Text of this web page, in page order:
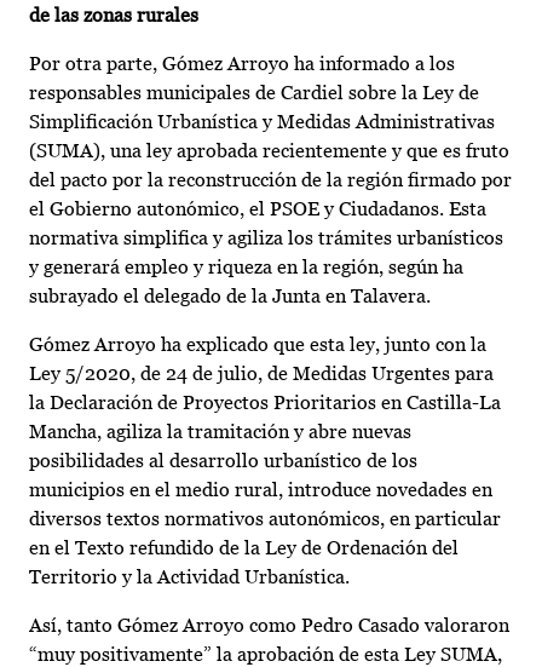
de las zonas rurales
Por otra parte, Gómez Arroyo ha informado a los
responsables municipales de Cardiel sobre la Ley de
Simplificación Urbanística y Medidas Administrativas
(SUMA), una ley aprobada recientemente y que es fruto
del pacto por la reconstrucción de la región firmado por
el Gobierno autonómico, el PSOE y Ciudadanos. Esta
normativa simplifica y agiliza los trámites urbanísticos
y generará empleo y riqueza en la región, según ha
subrayado el delegado de la Junta en Talavera.
Gómez Arroyo ha explicado que esta ley, junto con la
Ley 5/2020, de 24 de julio, de Medidas Urgentes para
la Declaración de Proyectos Prioritarios en Castilla-La
Mancha, agiliza la tramitación y abre nuevas
posibilidades al desarrollo urbanístico de los
municipios en el medio rural, introduce novedades en
diversos textos normativos autonómicos, en particular
en el Texto refundido de la Ley de Ordenación del
Territorio y la Actividad Urbanística.
Así, tanto Gómez Arroyo como Pedro Casado valoraron
“muy positivamente” la aprobación de esta Ley SUMA,